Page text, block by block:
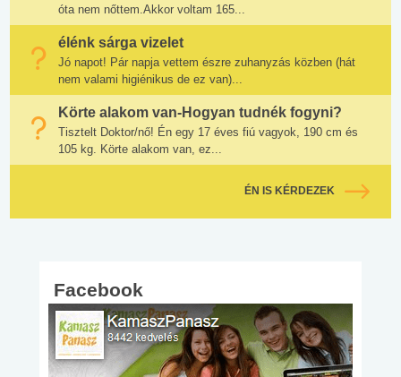
óta nem nőttem.Akkor voltam 165...
élénk sárga vizelet
Jó napot! Pár napja vettem észre zuhanyzás közben (hát
nem valami higiénikus de ez van)...
Körte alakom van-Hogyan tudnék fogyni?
Tisztelt Doktor/nő! Én egy 17 éves fiú vagyok, 190 cm és
105 kg. Körte alakom van, ez...
ÉN IS KÉRDEZEK
Facebook